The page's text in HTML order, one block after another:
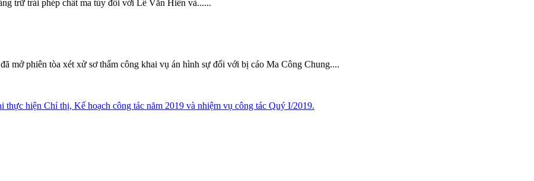
trữ trái phép chất ma túy đối với Lê Văn Hiền và......
mở phiên tòa xét xử sơ thẩm công khai vụ án hình sự đối với bị cáo Ma Công Chung....
hiện Chỉ thị, Kế hoạch công tác năm 2019 và nhiệm vụ công tác Quý I/2019.